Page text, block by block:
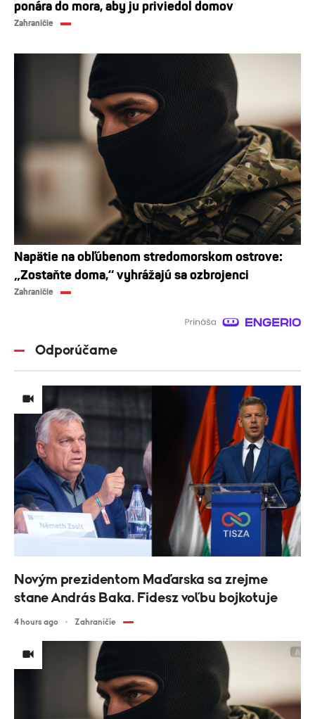
ponára do mora, aby ju priviedol domov
Zahraničie
Napätie na obľúbenom stredomorskom ostrove:
„Zostaňte doma,“ vyhrážajú sa ozbrojenci
Zahraničie
Odporúčame
Novým prezidentom Maďarska sa zrejme
stane András Baka. Fidesz voľbu bojkotuje
4 hours ago Zahraničie